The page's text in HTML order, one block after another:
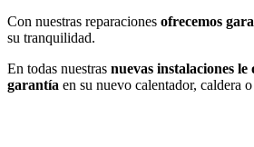
Con nuestras reparaciones ofrecemos
su tranquilidad.
En todas nuestras nuevas instalaciones le
garantía en su nuevo calentador, caldera